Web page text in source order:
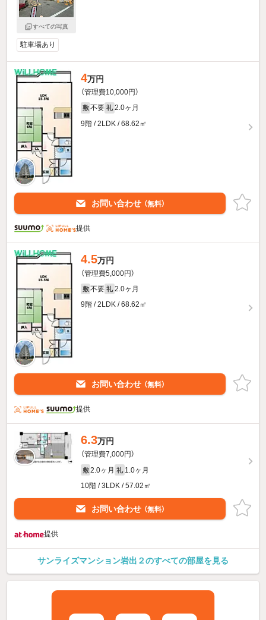
すべての写真
駐車場あり
4万円
（管理費10,000円）
敷 不要 礼 2.0ヶ月
9階 / 2LDK / 68.62㎡
お問い合わせ （無料）
提供
4.5万円
（管理費5,000円）
敷 不要 礼 2.0ヶ月
9階 / 2LDK / 68.62㎡
お問い合わせ （無料）
提供
6.3万円
（管理費7,000円）
敷 2.0ヶ月 礼 1.0ヶ月
10階 / 3LDK / 57.02㎡
お問い合わせ （無料）
提供
サンライズマンション岩出２のすべての部屋を見る